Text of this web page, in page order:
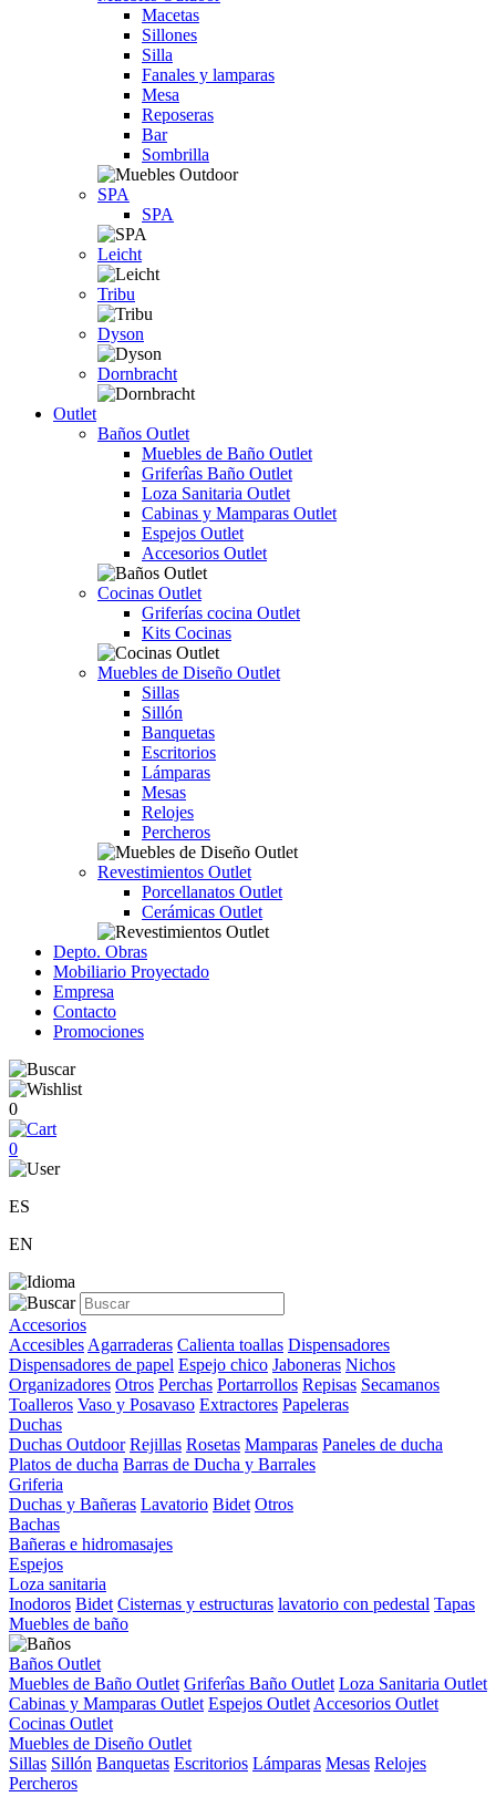
Macetas
Sillones
Silla
Fanales y lamparas
Mesa
Reposeras
Bar
Sombrilla
SPA
SPA
Leicht
Tribu
Dyson
Dornbracht
Outlet
Baños Outlet
Muebles de Baño Outlet
Griferîas Baño Outlet
Loza Sanitaria Outlet
Cabinas y Mamparas Outlet
Espejos Outlet
Accesorios Outlet
Cocinas Outlet
Griferías cocina Outlet
Kits Cocinas
Muebles de Diseño Outlet
Sillas
Sillón
Banquetas
Escritorios
Lámparas
Mesas
Relojes
Percheros
Revestimientos Outlet
Porcellanatos Outlet
Cerámicas Outlet
Depto. Obras
Mobiliario Proyectado
Empresa
Contacto
Promociones
0
0
ES
EN
Accesorios
Accesibles Agarraderas Calienta toallas Dispensadores
Dispensadores de papel Espejo chico Jaboneras Nichos
Organizadores Otros Perchas Portarrollos Repisas Secamanos
Toalleros Vaso y Posavaso Extractores Papeleras
Duchas
Duchas Outdoor Rejillas Rosetas Mamparas Paneles de ducha
Platos de ducha Barras de Ducha y Barrales
Griferia
Duchas y Bañeras Lavatorio Bidet Otros
Bachas
Bañeras e hidromasajes
Espejos
Loza sanitaria
Inodoros Bidet Cisternas y estructuras lavatorio con pedestal Tapas
Muebles de baño
Baños Outlet
Muebles de Baño Outlet Griferîas Baño Outlet Loza Sanitaria Outlet
Cabinas y Mamparas Outlet Espejos Outlet Accesorios Outlet
Cocinas Outlet
Muebles de Diseño Outlet
Sillas Sillón Banquetas Escritorios Lámparas Mesas Relojes
Percheros